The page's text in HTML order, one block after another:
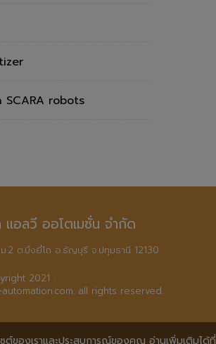
SCARA robots
แอลวี ออโตเมชั่น จำกัด
.2 ต.บึงยี่โถ อ.ธัญบุรี จ.ปทุมธานี 12130
2021 .
automation.com. all rights reserved.
ซต์ของเราและประสบการณ์ของคุณ อ่านเพิ่มเติมได้ที่